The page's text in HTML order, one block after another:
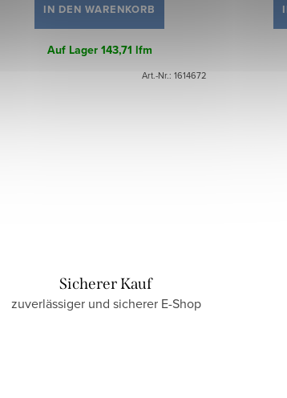
IN DEN WARENKORB
Auf Lager 143,71 lfm
Art.-Nr.: 1614672
Sicherer Kauf
zuverlässiger und sicherer E-Shop